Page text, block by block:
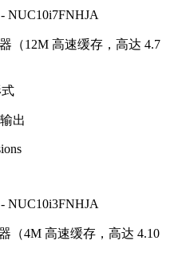
NUC10i7FNHJA
（12M 高速缓存，高达 4.7
出
NUC10i3FNHJA
（4M 高速缓存，高达 4.10